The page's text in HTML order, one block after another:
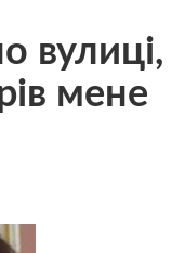
вулиці,
мене